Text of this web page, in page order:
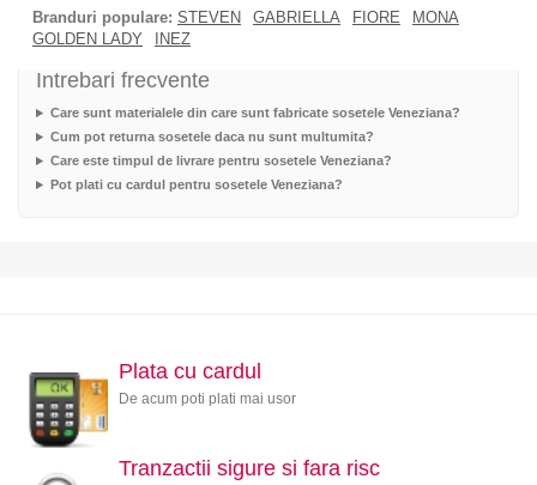
Branduri populare: STEVEN GABRIELLA FIORE
MONA
GOLDEN LADY
INEZ
Intrebari frecvente
Care sunt materialele din care sunt fabricate sosetele Veneziana?
Cum pot returna sosetele daca nu sunt multumita?
Care este timpul de livrare pentru sosetele Veneziana?
Pot plati cu cardul pentru sosetele Veneziana?
Plata cu cardul
De acum poti plati mai usor
Tranzactii sigure si fara risc